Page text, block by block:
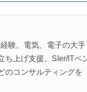
験。電気、電子の大手
ち上げ支援、SIer/ITベ
のコンサルティングを